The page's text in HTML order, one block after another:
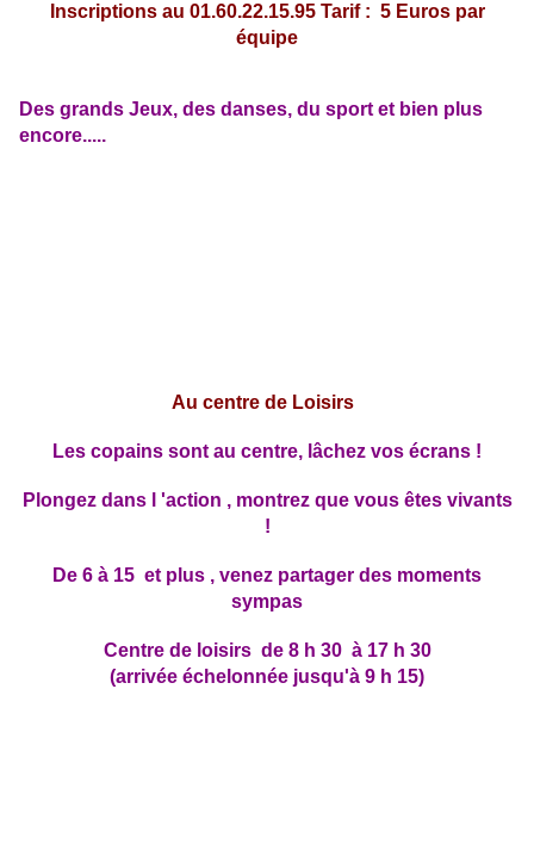
Inscriptions au 01.60.22.15.95 Tarif : 5 Euros par
équipe
Des grands Jeux, des danses, du sport et bien plus
encore.....
Au centre de Loisirs
Les copains sont au centre, lâchez vos écrans !
Plongez dans l 'action , montrez que vous êtes vivants
!
De 6 à 15 et plus , venez partager des moments
sympas
Centre de loisirs de 8 h 30 à 17 h 30
(arrivée échelonnée jusqu'à 9 h 15)